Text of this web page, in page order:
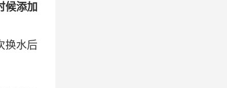
候添加
换水后